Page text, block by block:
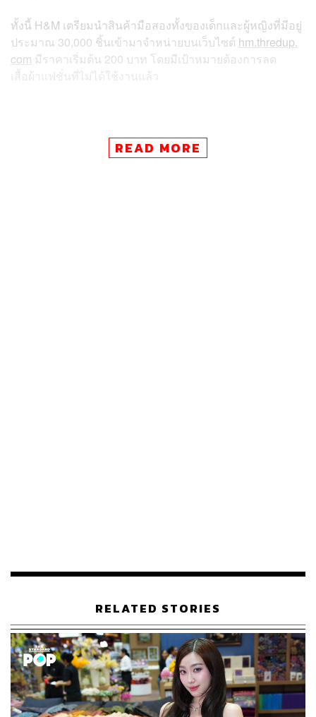
ทั้งนี้ H&M เตรียมนำสินค้ามือสองทั้งของเด็กและผู้หญิงที่มีอยู่
ประมาณ 30,000 ชิ้นเข้ามาจำหน่ายบนเว็บไซต์ hm.thredup.
com มีราคาเริ่มต้น 200 บาท โดยมีเป้าหมายต้องการลด
เสื้อผ้าแฟชั่นที่ไม่ได้ใช้งานแล้ว
H&M วางแผนลดคาร์บอนฟุตพรินต์ลงเหลือครึ่งหนึ่งภา
จำหน่ายเสื้อผ้ามือสอง เพราะถือเป็นสัดส่วนที่ยังน้อย แต่
ประเมินว่าต่อจากนี้จะเติบโตขึ้นแน่นอน ซึ่งสอดรับกับตลาด
เสื้อผ้ามือสองมีมูลค่าสูงถึง 36,000 ล้านดอลลาร์ มีแนวโน้ม
เติบโตขึ้นอย่างต่อเนื่อง และมีเม็ดเงินหมุนเวียนอยู่ในตลาด
เสื้อผ้ามือสอง โดยเฉพาะในองค์กรไม่แสวงหากำไรที่นำ
เสื้อผ้าที่ได้รับบริจาคมาจำหน่ายเพื่อหารายได้
READ MORE
RELATED STORIES